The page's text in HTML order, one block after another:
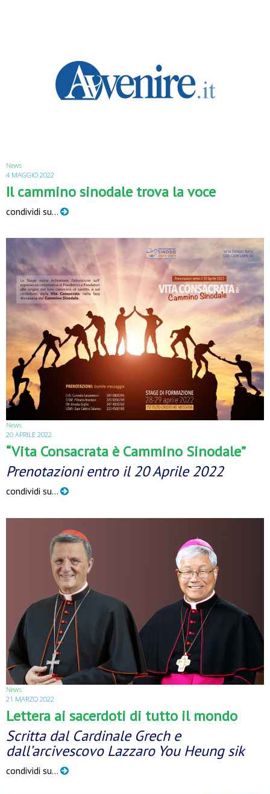
News
4 MAGGIO 2022
Il cammino sinodale trova la voce
condividi su…
News
20 APRILE 2022
“Vita Consacrata è Cammino Sinodale”
Prenotazioni entro il 20 Aprile 2022
condividi su…
News
21 MARZO 2022
Lettera ai sacerdoti di tutto il mondo
Scritta dal Cardinale Grech e
dall’arcivescovo Lazzaro You Heung sik
condividi su…